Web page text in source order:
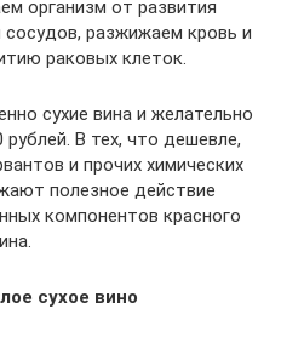
организм от развития
сосудов, разжижаем кровь и
раковых клеток.
сухие вина и желательно
В тех, что дешевле,
и прочих химических
полезное действие
компонентов красного
сухое вино